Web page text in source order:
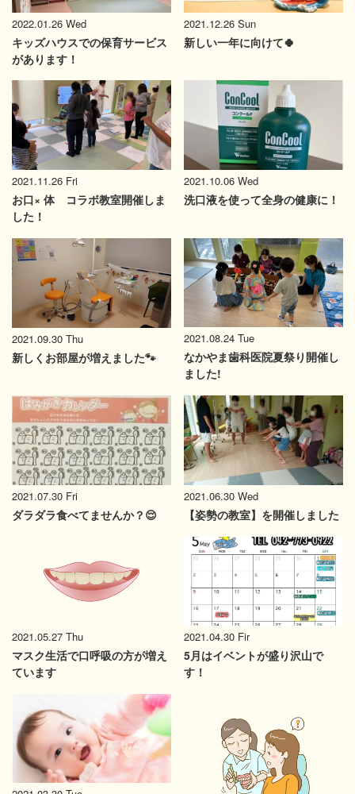
2022.01.26 Wed
キッズハウスでの保育サービス
があります！
2021.12.26 Sun
新しい一年に向けて🍀
2021.11.26 Fri
お口× 体 コラボ教室開催しま
した！
2021.10.06 Wed
洗口液を使って全身の健康に！
2021.09.30 Thu
新しくお部屋が増えました🐾
2021.08.24 Tue
なかやま歯科医院夏祭り開催し
ました!
2021.07.30 Fri
ダラダラ食べてませんか？😌
2021.06.30 Wed
【姿勢の教室】を開催しました
2021.05.27 Thu
マスク生活で口呼吸の方が増え
ています
2021.04.30 Fir
5月はイベントが盛り沢山で
す！